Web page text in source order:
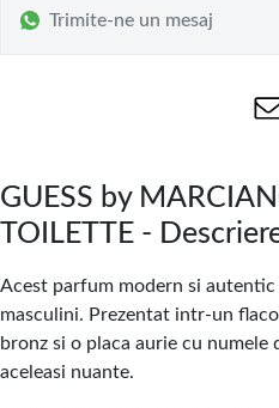
Trimite-ne un mesaj
GUESS by
TOILETTE -
Acest parfum modern si
masculini. Prezentat intr-un
bronz si o placa aurie cu
aceleasi nuante.